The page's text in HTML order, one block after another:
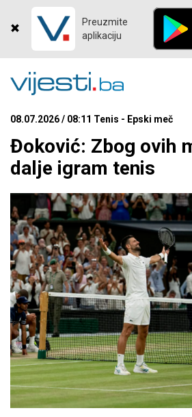
Preuzmite
aplikaciju
08.07.2026 / 08:11 Tenis - Epski meč
Đoković: Zbog ovih
dalje igram tenis